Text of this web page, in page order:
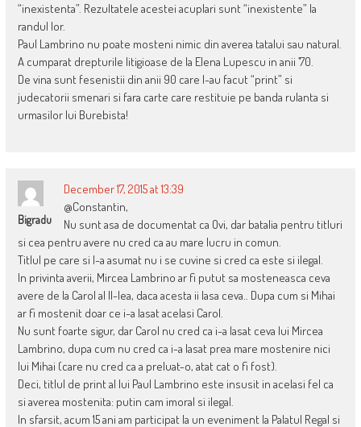
“inexistenta”. Rezultatele acestei acuplari sunt “inexistente” la
randul lor.
Paul Lambrino nu poate mosteni nimic din averea tatalui sau natural.
A cumparat drepturile litigioase de la Elena Lupescu in anii ’70.
De vina sunt fesenistii din anii 90 care l-au facut “print” si
judecatorii smenari si fara carte care restituie pe banda rulanta si
urmasilor lui Burebista!
Bigradu
December 17, 2015 at 13:39
@Constantin,
Nu sunt asa de documentat ca Ovi, dar batalia pentru titluri
si cea pentru avere nu cred ca au mare lucru in comun.
Titlul pe care si l-a asumat nu i se cuvine si cred ca este si ilegal.
In privinta averii, Mircea Lambrino ar fi putut sa mosteneasca ceva
avere de la Carol al II-lea, daca acesta ii lasa ceva.. Dupa cum si Mihai
ar fi mostenit doar ce i-a lasat acelasi Carol.
Nu sunt foarte sigur, dar Carol nu cred ca i-a lasat ceva lui Mircea
Lambrino, dupa cum nu cred ca i-a lasat prea mare mostenire nici
lui Mihai (care nu cred ca a preluat-o, atat cat o fi fost).
Deci, titlul de print al lui Paul Lambrino este insusit in acelasi fel ca
si averea mostenita: putin cam imoral si ilegal.
In sfarsit, acum 15 ani am participat la un eveniment la Palatul Regal si